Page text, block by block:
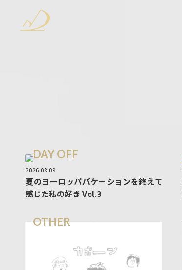
DAY OFF
2026.08.09
夏のヨーロッパバケーションを終えて
感じた私の好き Vol.3
OTHER